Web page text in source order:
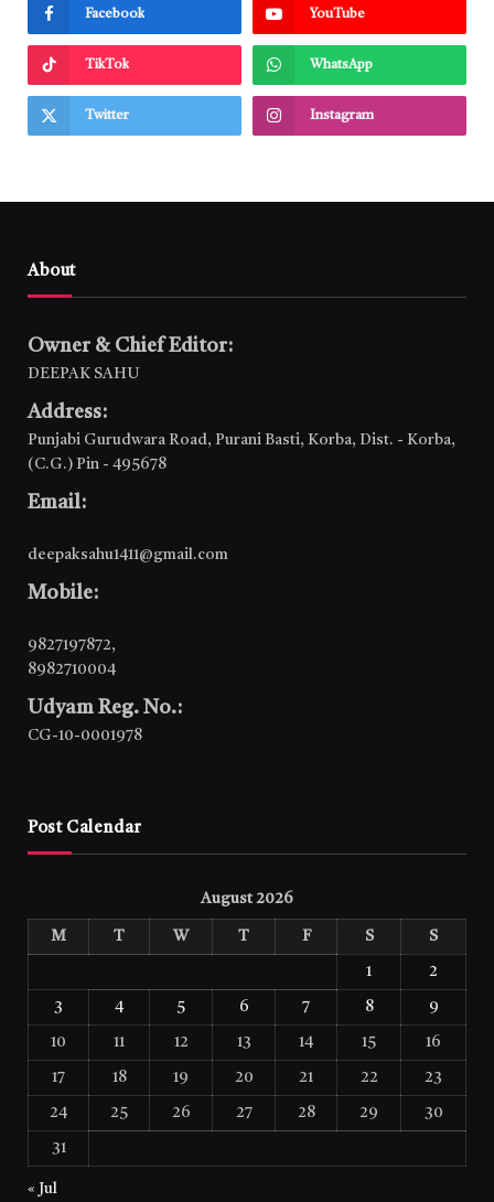
Facebook YouTube
TikTok WhatsApp
Twitter Instagram
About
Owner & Chief Editor:
DEEPAK SAHU
Address:
Punjabi Gurudwara Road, Purani Basti, Korba, Dist. - Korba,
(C.G.) Pin - 495678
Email:
deepaksahu1411@gmail.com
Mobile:
9827197872,
8982710004
Udyam Reg. No.:
CG-10-0001978
Post Calendar
August 2026
M T W T F S S
1 2
3 4 5 6 7 8 9
10 11 12 13 14 15 16
17 18 19 20 21 22 23
24 25 26 27 28 29 30
31
« Jul